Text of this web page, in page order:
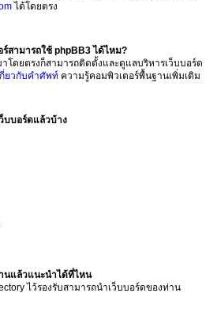
ได้โดยตรง
สามารถใช้ phpBB3 ได้ไหม?
โดยตรงก็สามารถติดตั้งและดูแลบริหารเว็บบอร์ด
ยวกับคำศัพท์ ความรู้คอมพิวเตอร์พื้นฐานเพิ่มเติม
บบอร์ดแล้วบ้าง
นแล้วแนะนำได้ที่ไหน
ไว้รองรับสามารถนำเว็บบอร์ดของท่าน